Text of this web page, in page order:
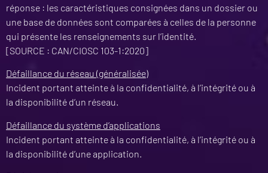
réponse : les caractéristiques consignées dans un dossier ou
une base de données sont comparées à celles de la personne
qui présente les renseignements sur l’identité.
[SOURCE : CAN/CIOSC 103-1:2020]
Défaillance du réseau (généralisée)
Incident portant atteinte à la confidentialité, à l’intégrité ou à
la disponibilité d’un réseau.
Défaillance du système d’applications
Incident portant atteinte à la confidentialité, à l’intégrité ou à
la disponibilité d’une application.